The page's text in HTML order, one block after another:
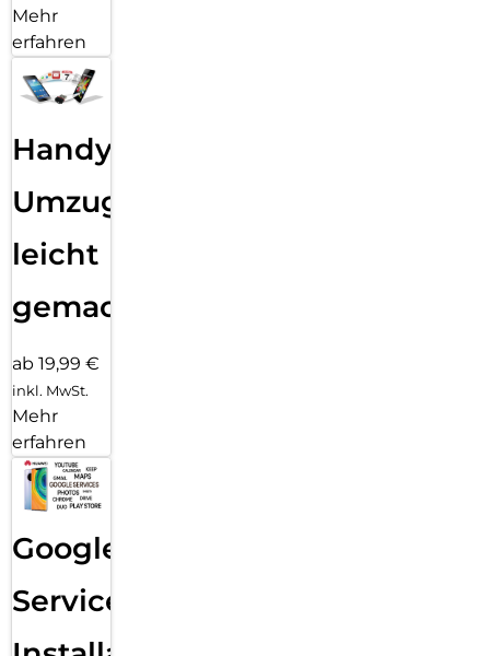
Mehr
erfahren
Handy
Umzug
leicht
gemacht!
ab 19,99 €
inkl. MwSt.
Mehr
erfahren
Google
Services